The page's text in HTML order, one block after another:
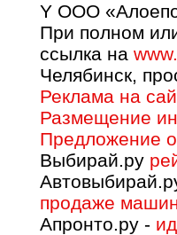
Y OOO
При полном
ссылка на
Челябинск,
Реклама на
Размещение
Предложение
Выбирай.ру
продаже
Апронто.ру -